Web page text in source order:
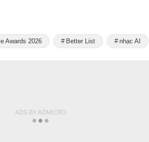
Awards 2026 Better List nhạc AI